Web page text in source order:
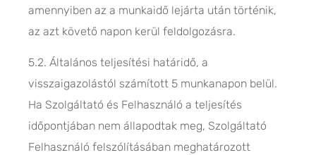
amennyiben az a munkaidő lejárta után történik,
az azt követő napon kerül feldolgozásra.
5.2. Általános teljesítési határidő, a
visszaigazolástól számított 5 munkanapon belül.
Ha Szolgáltató és Felhasználó a teljesítés
időpontjában nem állapodtak meg, Szolgáltató
Felhasználó felszólításában meghatározott